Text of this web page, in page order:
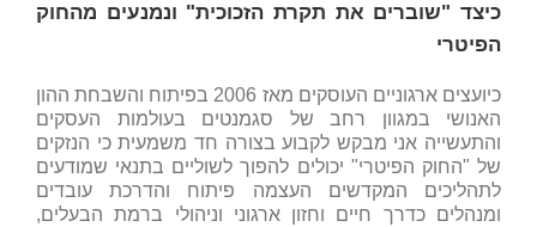
כיצד "שוברים את תקרת הזכוכית" ונמנעים מהחוק
הפיטרי
כיועצים ארגוניים העוסקים מאז 2006 בפיתוח והשבחת ההון
האנושי במגוון רחב של סגמנטים בעולמות העסקים
והתעשייה אני מבקש לקבוע בצורה חד משמעית כי הנזקים
של "החוק הפיטרי" יכולים להפוך לשוליים בתנאי שמודעים
לתהליכים המקדשים העצמה פיתוח והדרכת עובדים
ומנהלים כדרך חיים וחזון ארגוני וניהולי ברמת הבעלים,